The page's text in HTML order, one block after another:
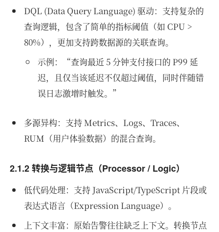
DQL (Data Query Language) 驱动：支持复杂的
查询逻辑，包含了简单的指标阈值（如 CPU >
80%），更加支持跨数据源的关联查询。
示例：“查询最近 5 分钟支付接口的 P99 延
迟，且仅当该延迟不仅超过阈值，同时伴随错
误日志激增时触发。”
多源异构：支持 Metrics、Logs、Traces、
RUM（用户体验数据）的混合查询。
2.1.2 转换与逻辑节点（Processor / Logic）
低代码处理：支持 JavaScript/TypeScript 片段或
表达式语言（Expression Language）。
上下文丰富：原始告警往往缺乏上下文。转换节点